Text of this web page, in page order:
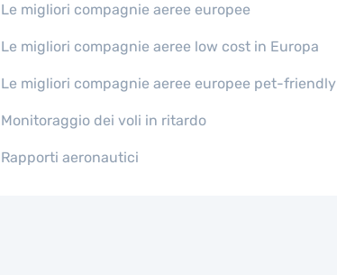
Le migliori compagnie aeree europee
Le migliori compagnie aeree low cost in Europa
Le migliori compagnie aeree europee pet-friendly
Monitoraggio dei voli in ritardo
Rapporti aeronautici